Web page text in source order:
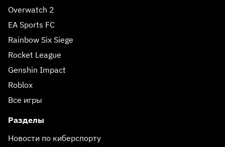
Overwatch 2
EA Sports FC
Rainbow Six Siege
Rocket League
Genshin Impact
Roblox
Все игры
Разделы
Новости по киберспорту